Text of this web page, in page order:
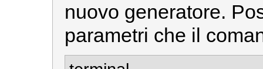
nuovo generatore.
parametri che il